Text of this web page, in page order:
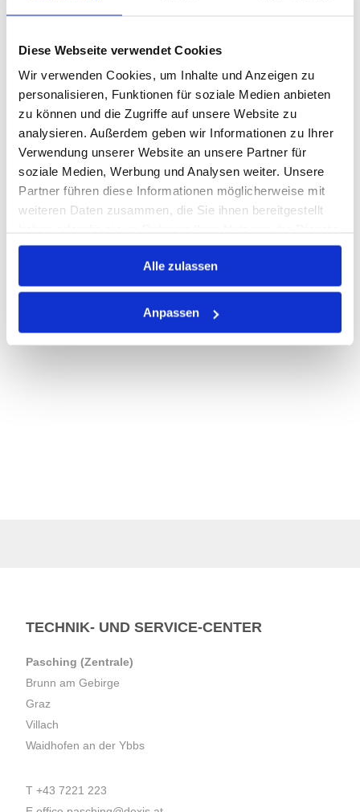
Diese Webseite verwendet Cookies
Wir verwenden Cookies, um Inhalte und Anzeigen zu
personalisieren, Funktionen für soziale Medien anbieten
zu können und die Zugriffe auf unsere Website zu
analysieren. Außerdem geben wir Informationen zu Ihrer
Verwendung unserer Website an unsere Partner für
soziale Medien, Werbung und Analysen weiter. Unsere
Partner führen diese Informationen möglicherweise mit
weiteren Daten zusammen, die Sie ihnen bereitgestellt
gesammelt haben.
Alle zulassen
Anpassen
STK
Losgröße 500
Nicht auf Lager
Print
PRODUKTBESCHREIBUNG
TECHNIK- UND SERVICE-CENTER
Pasching (Zentrale)
Brunn am Gebirge
Graz
Villach
Waidhofen an der Ybbs
T +43 7221 223